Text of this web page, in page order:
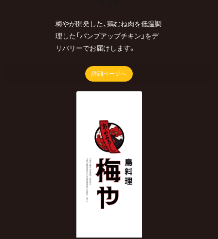
梅やが開発した、鶏むね肉を低温調
理した「パンプアップチキン」をデ
リバリーでお届けします。
詳細ページへ